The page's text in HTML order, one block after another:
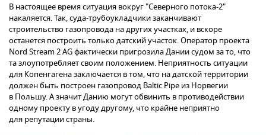
В настоящее время ситуация вокруг "Северного потока-2"
накаляется. Так, суда-трубоукладчики заканчивают
строительство газопровода на других участках, и вскоре
останется построить только датский участок. Оператор проекта
Nord Stream 2 AG фактически пригрозила Дании судом за то, что
та злоупотребляет своим положением. Неприятность ситуации
для Копенгагена заключается в том, что на датской территории
должен быть построен газопровод Baltic Pipe из Норвегии
в Польшу. А значит Данию могут обвинить в противодействии
одному проекту в угоду другому, что крайне неприятно
для репутации страны.